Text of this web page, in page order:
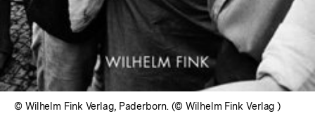
© Wilhelm Fink Verlag, Paderborn. (© Wilhelm Fink Verlag )